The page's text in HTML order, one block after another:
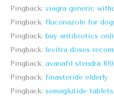
Pingback: viagra generic
Pingback: fluconazole for
Pingback: buy antibiotics
Pingback: levitra doses
Pingback: avanafil stendra
Pingback: finasteride elderly
Pingback: semaglutide